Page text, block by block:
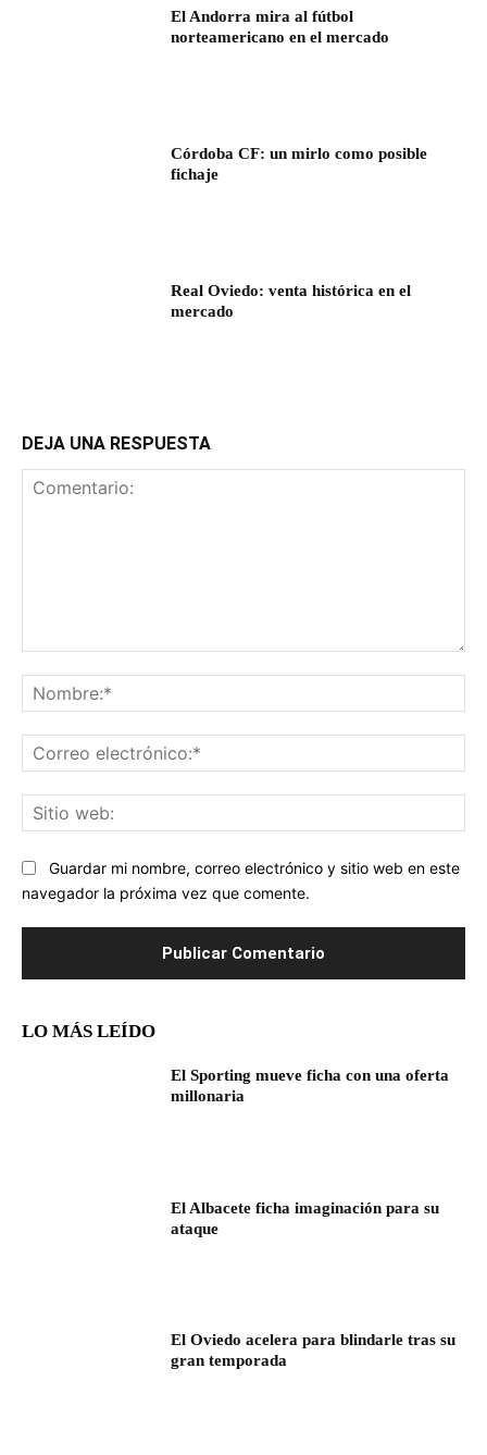
El Andorra mira al fútbol
norteamericano en el mercado
Córdoba CF: un mirlo como posible
fichaje
Real Oviedo: venta histórica en el
mercado
DEJA UNA RESPUESTA
Guardar mi nombre, correo electrónico y sitio web en este
navegador la próxima vez que comente.
LO MÁS LEÍDO
El Sporting mueve ficha con una oferta
millonaria
El Albacete ficha imaginación para su
ataque
El Oviedo acelera para blindarle tras su
gran temporada